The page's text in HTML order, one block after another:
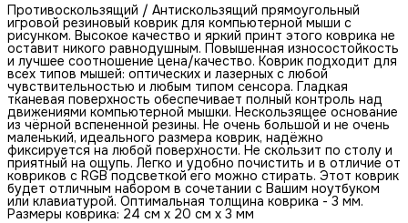
Противоскользящий / Антискользящий прямоугольный
игровой резиновый коврик для компьютерной мыши с
рисунком. Высокое качество и яркий принт этого коврика не
оставит никого равнодушным. Повышенная износостойкость
и лучшее соотношение цена/качество. Коврик подходит для
всех типов мышей: оптических и лазерных с любой
чувствительностью и любым типом сенсора. Гладкая
тканевая поверхность обеспечивает полный контроль над
движениями компьютерной мышки. Нескользящее основание
из чёрной вспененной резины. Не очень большой и не очень
маленький, идеального размера коврик, надёжно
фиксируется на любой поверхности. Не скользит по столу и
приятный на ощупь. Легко и удобно почистить и в отличие от
ковриков с RGB подсветкой его можно стирать. Этот коврик
будет отличным набором в сочетании с Вашим ноутбуком
или клавиатурой. Оптимальная толщина коврика - 3 мм.
Размеры коврика: 24 см x 20 см x 3 мм